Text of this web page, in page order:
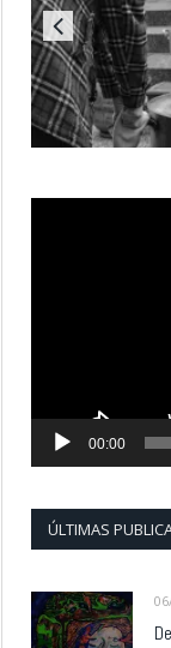
00:00
ÚLTIMAS